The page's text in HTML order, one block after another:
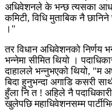
अधिवेशनले के भन्छ त्यसका
कमिटी, विधि मुताबिक नै
।"
तर विधान अधिवेशनको निर्णय
भन्नेमा सीमित थियो ।
दाहालले भन्नुभएको थियो, "म
बिदा हुनुभन्दा अगाडि कसरी
हुँला नि त ! अहिले नै
खुलेपछि महाधिवेशनसम्म